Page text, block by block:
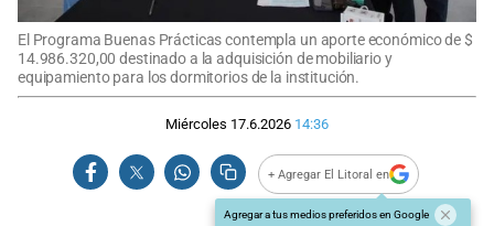
El Programa Buenas Prácticas contempla un aporte económico de $
14.986.320,00 destinado a la adquisición de mobiliario y
equipamiento para los dormitorios de la institución.
Miércoles 17.6.2026 14:36
+ Agregar El Litoral en
Agregar a tus medios preferidos en Google